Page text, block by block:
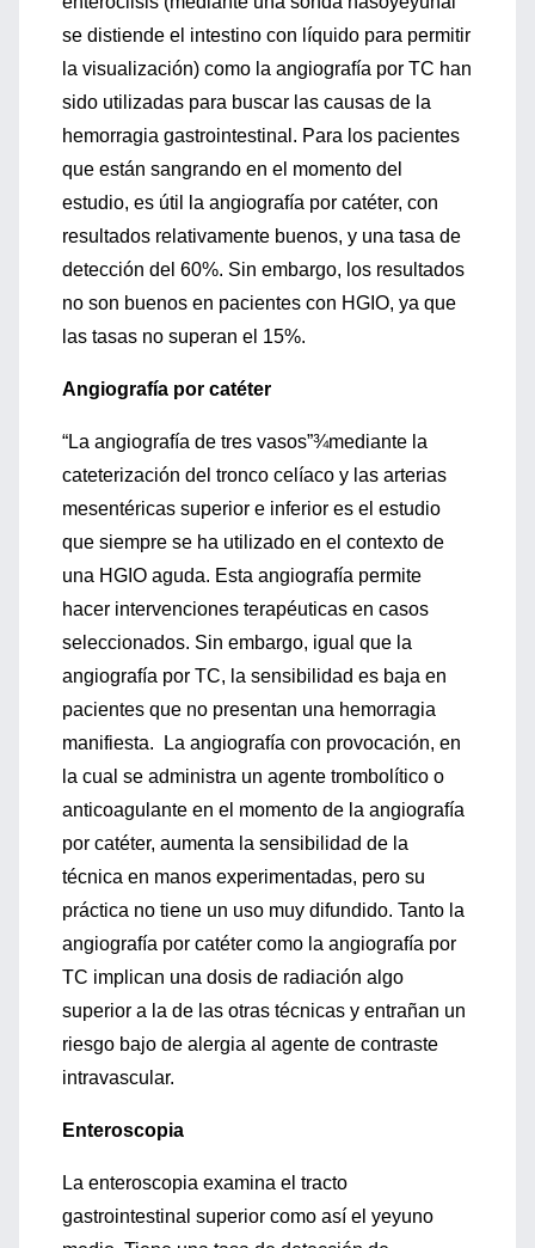
se distiende el intestino con líquido para permitir
la visualización) como la angiografía por TC han
sido utilizadas para buscar las causas de la
hemorragia gastrointestinal. Para los pacientes
que están sangrando en el momento del
estudio, es útil la angiografía por catéter, con
resultados relativamente buenos, y una tasa de
detección del 60%. Sin embargo, los resultados
no son buenos en pacientes con HGIO, ya que
las tasas no superan el 15%.
Angiografía por catéter
“La angiografía de tres vasos”¾mediante la
cateterización del tronco celíaco y las arterias
mesentéricas superior e inferior es el estudio
que siempre se ha utilizado en el contexto de
una HGIO aguda. Esta angiografía permite
hacer intervenciones terapéuticas en casos
seleccionados. Sin embargo, igual que la
angiografía por TC, la sensibilidad es baja en
pacientes que no presentan una hemorragia
manifiesta. La angiografía con provocación, en
la cual se administra un agente trombolítico o
anticoagulante en el momento de la angiografía
por catéter, aumenta la sensibilidad de la
técnica en manos experimentadas, pero su
práctica no tiene un uso muy difundido. Tanto la
angiografía por catéter como la angiografía por
TC implican una dosis de radiación algo
superior a la de las otras técnicas y entrañan un
riesgo bajo de alergia al agente de contraste
intravascular.
Enteroscopia
La enteroscopia examina el tracto
gastrointestinal superior como así el yeyuno